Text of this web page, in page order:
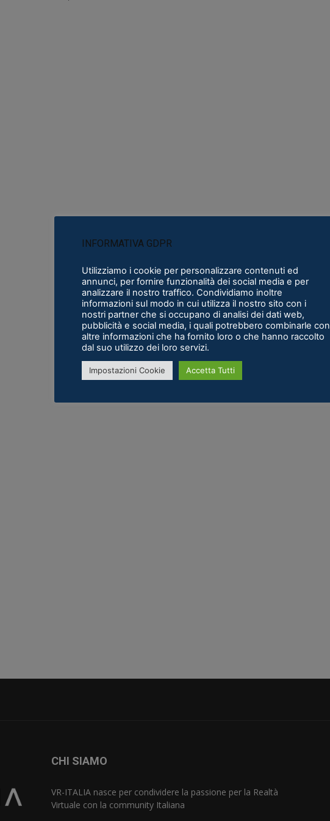
CHI SIAMO
VR-ITALIA nasce per condividere la passione per la Realtà
Virtuale con la community Italiana
INFORMATIVA GDPR
Utilizziamo i cookie per personalizzare contenuti ed
annunci, per fornire funzionalità dei social media e per
analizzare il nostro traffico. Condividiamo inoltre
informazioni sul modo in cui utilizza il nostro sito con i
nostri partner che si occupano di analisi dei dati web,
pubblicità e social media, i quali potrebbero combinarle con
altre informazioni che ha fornito loro o che hanno raccolto
dal suo utilizzo dei loro servizi.
Impostazioni Cookie Accetta Tutti